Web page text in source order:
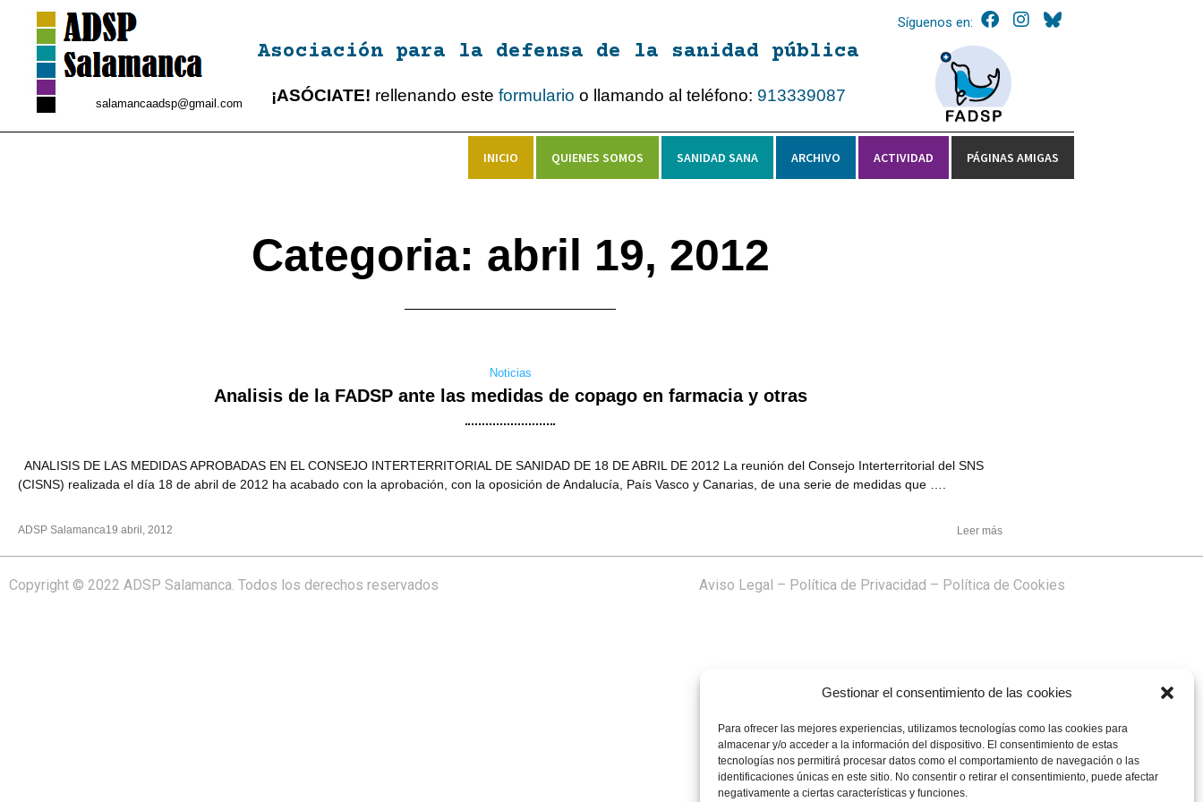
Gestionar el consentimiento de las cookies
Para ofrecer las mejores experiencias, utilizamos tecnologías como las cookies para
almacenar y/o acceder a la información del dispositivo. El consentimiento de estas
tecnologías nos permitirá procesar datos como el comportamiento de navegación o las
identificaciones únicas en este sitio. No consentir o retirar el consentimiento, puede afectar
negativamente a ciertas características y funciones.
salamancaadsp@gmail.com
Asociación para la defensa de la sanidad pública
¡ASÓCIATE! rellenando esteformulario o llamando al teléfono: 913339087
Síguenos en:
INICIO QUIENES SOMOS SANIDAD SANA ARCHIVO ACTIVIDAD PÁGINAS AMIGAS
Categoria: abril 19, 2012
Noticias
Analisis de la FADSP ante las medidas de copago en farmacia y otras
ANALISIS DE LAS MEDIDAS APROBADAS EN EL CONSEJO INTERTERRITORIAL DE SANIDAD DE 18 DE ABRIL DE 2012 La reunión del Consejo Interterritorial del SNS
(CISNS) realizada el día 18 de abril de 2012 ha acabado con la aprobación, con la oposición de Andalucía, País Vasco y Canarias, de una serie de medidas que ….
ADSP Salamanca19 abril, 2012 Leer más
Copyright © 2022 ADSP Salamanca. Todos los derechos reservados Aviso Legal – Política de Privacidad – Política de Cookies